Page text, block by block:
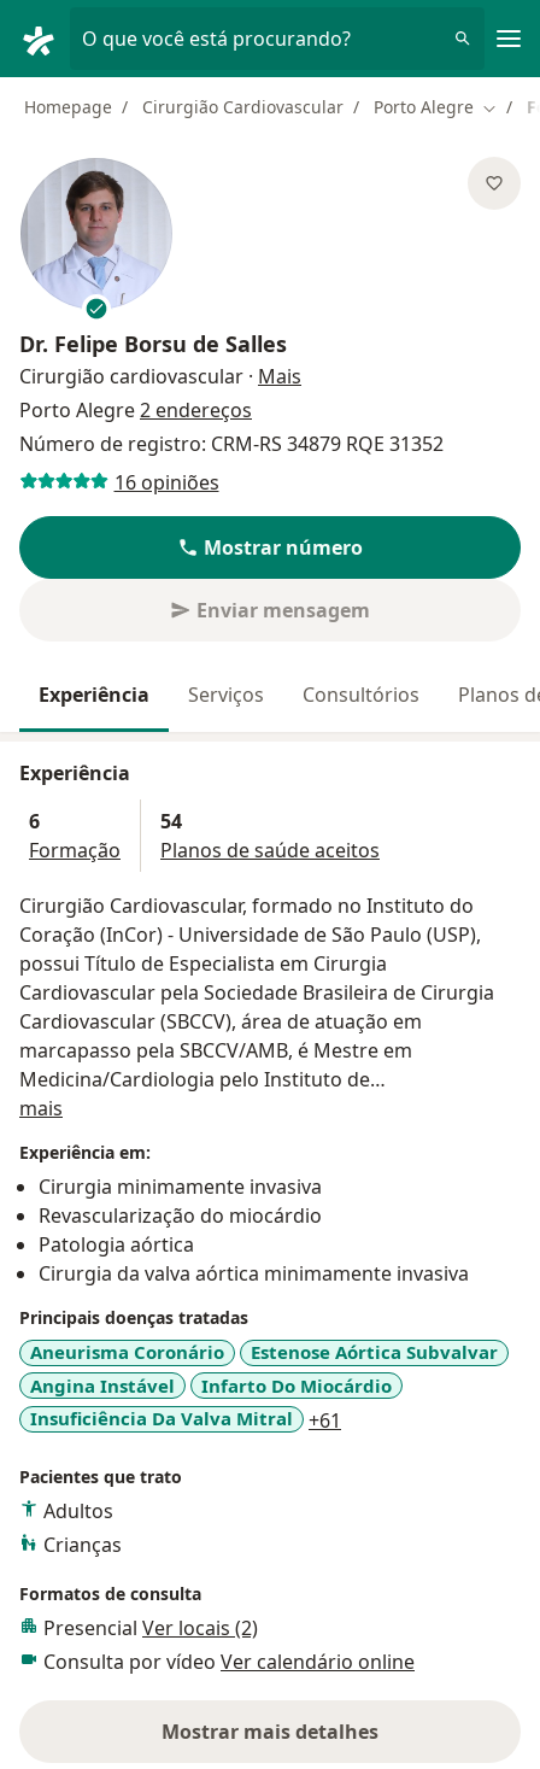
O que você está procurando?
Homepage Cirurgião Cardiovascular Porto Alegre Mudar
Dr. Felipe Borsu de Salles
Cirurgião cardiovascular · Mais
Porto Alegre2 endereços
Número de registro: CRM-RS 34879 RQE 31352
16 opiniões
Mostrar número
Enviar mensagem
Experiência Serviços Consultórios Planos
Experiência
6
Formação
54
Planos de saúde aceitos
Cirurgião Cardiovascular, formado no Instituto do
Coração (InCor) - Universidade de São Paulo (USP),
possui Título de Especialista em Cirurgia
Cardiovascular pela Sociedade Brasileira de Cirurgia
Cardiovascular (SBCCV), área de atuação em
marcapasso pela SBCCV/AMB, é Mestre em
Medicina/Cardiologia pelo Instituto de
Cardiologia/FUC (Conceito máximo pela CAPES).
Atua no tratamento cirúrgico das doenças do Coração
e da Aorta.
Realiza Cirurgia de Revascularização do Miocárdio
(Ponte de Safena, para evitar e tratar o infarto
cardíaco);
Cirurgia das Válvulas Cardíacas (Plastia / conserto das
válvulas; Implante de prótese valvar; Tratamento
Transcateteres de Válvulas Cardíacas);
Cirurgia da Aorta Torácica (Aneurisma, PEARS,
Dissecção, Endopróteses, Stents Aórticos);
Cirurgia das arritmias (Marcapasso e Fibrilação Atrial).
mais
Experiência em:
Cirurgia minimamente invasiva
Revascularização do miocárdio
Patologia aórtica
Cirurgia da valva aórtica minimamente invasiva
Principais doenças tratadas
Aneurisma Coronário
Estenose Aórtica Subvalvar
Angina Instável
Infarto Do Miocárdio
Insuficiência Da Valva Mitral
+61
Pacientes que trato
Adultos
Crianças
Formatos de consulta
Presencial Ver locais (2)
Consulta por vídeo Ver calendário online
Mostrar mais detalhes
sobre a experiência